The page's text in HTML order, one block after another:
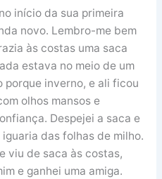
início da sua primeira
novo. Lembro-me bem
às costas uma saca
estava no meio de um
inverno, e ali ficou
olhos mansos e
Despejei a saca e
das folhas de milho.
viu de saca às costas,
e ganhei uma amiga.